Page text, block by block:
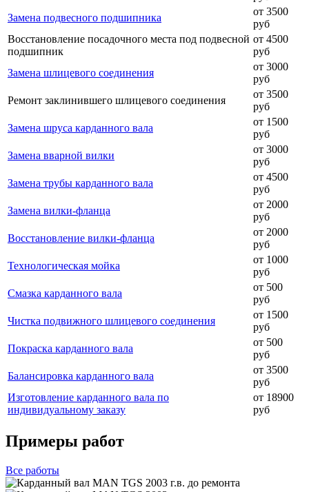
Замена подвесного подшипника
от 3500
руб
Восстановление посадочного места под подвесной
подшипник
от 4500
руб
Замена шлицевого соединения
от 3000
руб
Ремонт заклинившего шлицевого соединения
от 3500
руб
Замена шруса карданного вала
от 1500
руб
Замена вварной вилки
от 3000
руб
Замена трубы карданного вала
от 4500
руб
Замена вилки-фланца
от 2000
руб
Восстановление вилки-фланца
от 2000
руб
Технологическая мойка
от 1000
руб
Смазка карданного вала
от 500
руб
Чистка подвижного шлицевого соединения
от 1500
руб
Покраска карданного вала
от 500
руб
Балансировка карданного вала
от 3500
руб
Изготовление карданного вала по
индивидуальному заказу
от 18900
руб
Примеры работ
Все работы